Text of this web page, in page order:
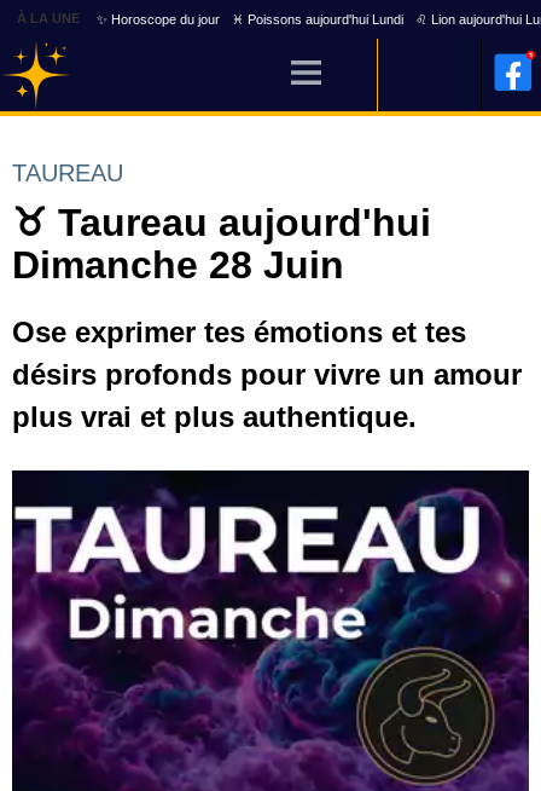
À LA UNE ✨ Horoscope du jour ♓ Poissons aujourd'hui Lundi ♌ Lion aujourd'hui
TAUREAU
♉ Taureau aujourd'hui
Dimanche 28 Juin
Ose exprimer tes émotions et tes
désirs profonds pour vivre un amour
plus vrai et plus authentique.